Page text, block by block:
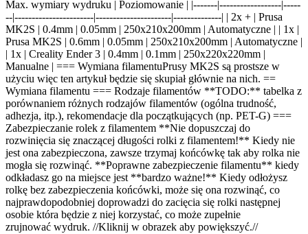
Max. wymiary wydruku | Poziomowanie | |-------|------------------|-----
--|-----------------------|----------------------|--------------| | 2x + | Prusa
MK2S | 0.4mm | 0.05mm | 250x210x200mm | Automatyczne | | 1x |
Prusa MK2S | 0.6mm | 0.05mm | 250x210x200mm | Automatyczne |
| 1x | Creality Ender 3 | 0.4mm | 0.1mm | 250x220x220mm |
Manualne | === Wymiana filamentuPrusy MK2S są prostsze w
użyciu więc ten artykuł będzie się skupiał głównie na nich. ==
Wymiana filamentu === Rodzaje filamentów **TODO:** tabelka z
porównaniem różnych rodzajów filamentów (ogólna trudność,
adhezja, itp.), rekomendacje dla początkujących (np. PET-G) ===
Zabezpieczanie rolek z filamentem **Nie dopuszczaj do
rozwinięcia się znaczącej długości rolki z filamentem!** Kiedy nie
jest ona zabezpieczona, zawsze trzymaj końcówkę tak aby rolka nie
mogła się rozwinąć. **Poprawne zabezpieczenie filamentu** kiedy
odkładasz go na miejsce jest **bardzo ważne!** Kiedy odłożysz
rolkę bez zabezpieczenia końcówki, może się ona rozwinąć, co
najprawdopodobniej doprowadzi do zacięcia się rolki następnej
osobie która będzie z niej korzystać, co może zupełnie
zrujnować wydruk. //Kliknij w obrazek aby powiększyć.//